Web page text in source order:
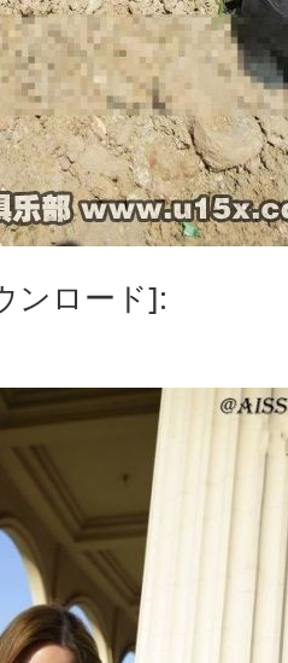
ンロード]: